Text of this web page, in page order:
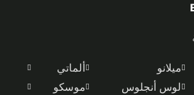
ميلانو
ألماتي
لوس أنجلوس
موسكو